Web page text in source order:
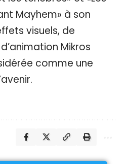
Mayhem» à son
visuels, de
Mikros
comme une